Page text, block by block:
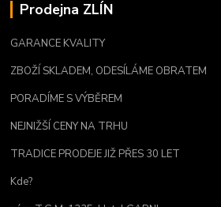
Prodejna ZLÍN
GARANCE KVALITY
ZBOŽÍ SKLADEM, ODESÍLÁME OBRATEM
PORADÍME S VÝBĚREM
NEJNIŽŠÍ CENY NA TRHU
TRADICE PRODEJE JIŽ PŘES 30 LET
Kde?